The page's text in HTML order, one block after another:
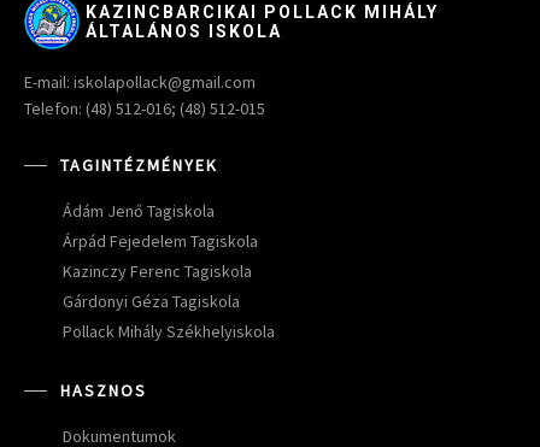
KAZINCBARCIKAI POLLACK MIHÁLY
ÁLTALÁNOS ISKOLA
E-mail: iskolapollack@gmail.com
Telefon: (48) 512-016; (48) 512-015
TAGINTÉZMÉNYEK
Ádám Jenő Tagiskola
Árpád Fejedelem Tagiskola
Kazinczy Ferenc Tagiskola
Gárdonyi Géza Tagiskola
Pollack Mihály Székhelyiskola
HASZNOS
Dokumentumok